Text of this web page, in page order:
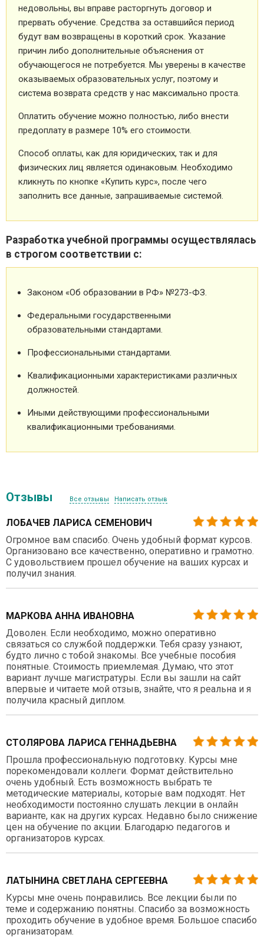
недовольны, вы вправе расторгнуть договор и
прервать обучение. Средства за оставшийся период
будут вам возвращены в короткий срок. Указание
причин либо дополнительные объяснения от
обучающегося не потребуется. Мы уверены в качестве
оказываемых образовательных услуг, поэтому и
система возврата средств у нас максимально проста.
Оплатить обучение можно полностью, либо внести
предоплату в размере 10% его стоимости.
Способ оплаты, как для юридических, так и для
физических лиц является одинаковым. Необходимо
кликнуть по кнопке «Купить курс», после чего
заполнить все данные, запрашиваемые системой.
Разработка учебной программы осуществлялась
в строгом соответствии с:
Законом «Об образовании в РФ» №273-ФЗ.
Федеральными государственными
образовательными стандартами.
Профессиональными стандартами.
Квалификационными характеристиками различных
должностей.
Иными действующими профессиональными
квалификационными требованиями.
Отзывы Все отзывы Написать отзыв
ЛОБАЧЕВ ЛАРИСА СЕМЕНОВИЧ
Огромное вам спасибо. Очень удобный формат курсов.
Организовано все качественно, оперативно и грамотно.
С удовольствием прошел обучение на ваших курсах и
получил знания.
МАРКОВА АННА ИВАНОВНА
Доволен. Если необходимо, можно оперативно
связаться со службой поддержки. Тебя сразу узнают,
будто лично с тобой знакомы. Все учебные пособия
понятные. Стоимость приемлемая. Думаю, что этот
вариант лучше магистратуры. Если вы зашли на сайт
впервые и читаете мой отзыв, знайте, что я реальна и я
получила красный диплом.
СТОЛЯРОВА ЛАРИСА ГЕННАДЬЕВНА
Прошла профессиональную подготовку. Курсы мне
порекомендовали коллеги. Формат действительно
очень удобный. Есть возможность выбрать те
методические материалы, которые вам подходят. Нет
необходимости постоянно слушать лекции в онлайн
варианте, как на других курсах. Недавно было снижение
цен на обучение по акции. Благодарю педагогов и
организаторов курсах.
ЛАТЫНИНА СВЕТЛАНА СЕРГЕЕВНА
Курсы мне очень понравились. Все лекции были по
теме и содержанию понятны. Спасибо за возможность
проходить обучение в удобное время. Большое спасибо
организаторам.